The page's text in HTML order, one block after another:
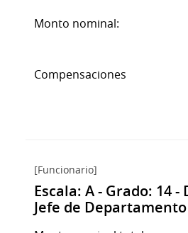
Monto nominal:
Compensaciones
[Funcionario]
Escala: A - Grado: 14
Jefe de Departamento